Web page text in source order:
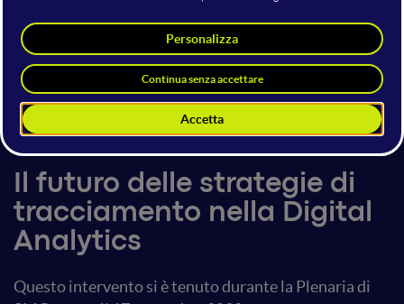
Head of Digital & AI Marketing
Assist Digital
16 giugno 2023
Free Training
Il futuro delle strategie di
tracciamento nella Digital
Analytics
Questo intervento si è tenuto durante la Plenaria di